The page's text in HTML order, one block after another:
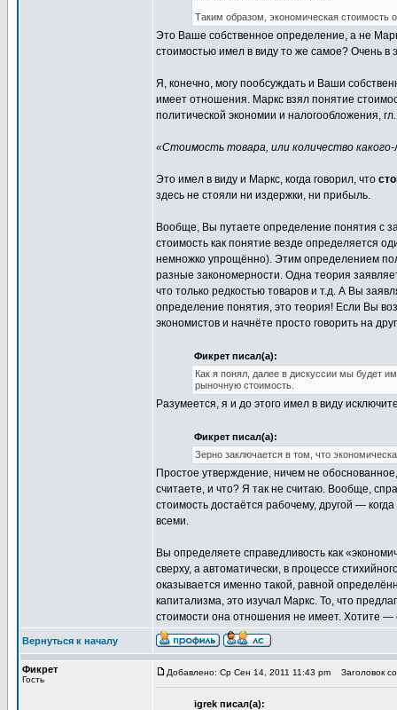
Таким образом, экономическая стоимость
Это Ваше собственное определение, а не
стоимостью имел в виду то же самое? Очень в
Я, конечно, могу пообсуждать и Ваши
имеет отношения. Маркс взял понятие
политической экономии и налогообложения,
«Стоимость товара, или количество
Это имел в виду и Маркс, когда говорил, что
здесь не стояли ни издержки, ни прибыль.
Вообще, Вы путаете определение понятия с
стоимость как понятие везде определяется
немножко упрощённо). Этим определением
разные закономерности. Одна теория
что только редкостью товаров и т.д. А Вы
определение понятия, это теория! Если Вы
экономистов и начнёте просто говорить на
Фикрет писал(а):
Как я понял, далее в дискуссии мы будет
рыночную стоимость.
Разумеется, я и до этого имел в виду
Фикрет писал(а):
Зерно заключается в том, что
Простое утверждение, ничем не
считаете, и что? Я так не считаю. Вообще,
стоимость достаётся рабочему, другой —
всеми.
Вы определяете справедливость как
сверху, а автоматически, в процессе
оказывается именно такой, равной
капитализма, это изучал Маркс. То, что
стоимости она отношения не имеет. Хотите —
Вернуться к началу
Фикрет
Гость
Добавлено: Ср Сен 14, 2011 11:43 pm Заголовок
igrek писал(а):